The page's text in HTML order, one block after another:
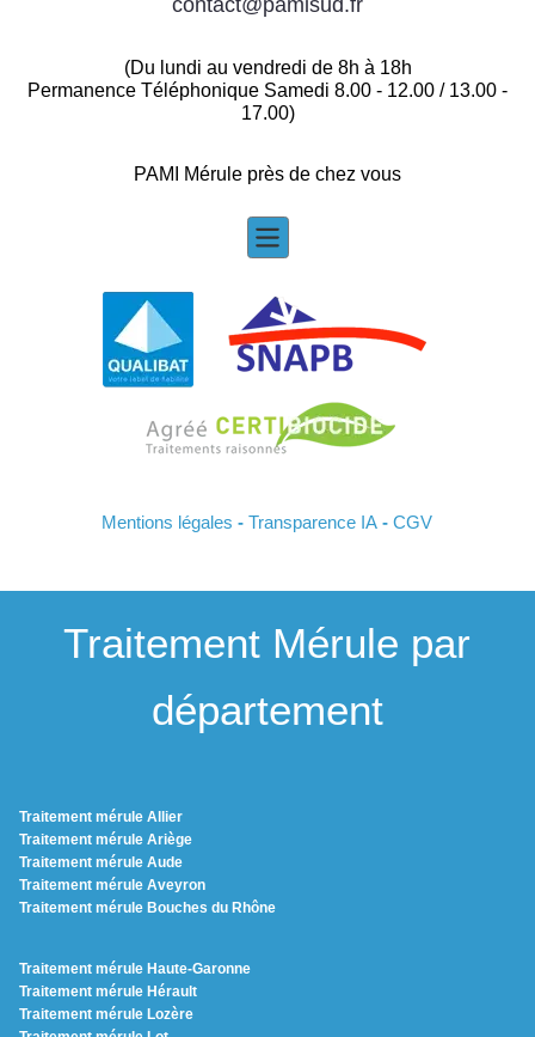
contact@pamisud.fr
(Du lundi au vendredi de 8h à 18h
Permanence Téléphonique Samedi 8.00 - 12.00 / 13.00 -
17.00)
PAMI Mérule près de chez vous
Mentions légales -Transparence IA -CGV
Traitement Mérule par
département
Traitement mérule Allier
Traitement mérule Ariège
Traitement mérule Aude
Traitement mérule Aveyron
Traitement mérule Bouches du Rhône
Traitement mérule Haute-Garonne
Traitement mérule Hérault
Traitement mérule Lozère